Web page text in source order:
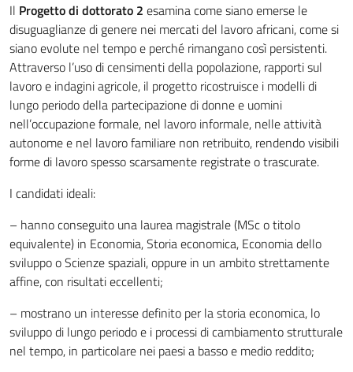
Il Progetto di dottorato 2 esamina come siano emerse le
disuguaglianze di genere nei mercati del lavoro africani, come si
siano evolute nel tempo e perché rimangano così persistenti.
Attraverso l’uso di censimenti della popolazione, rapporti sul
lavoro e indagini agricole, il progetto ricostruisce i modelli di
lungo periodo della partecipazione di donne e uomini
nell’occupazione formale, nel lavoro informale, nelle attività
autonome e nel lavoro familiare non retribuito, rendendo visibili
forme di lavoro spesso scarsamente registrate o trascurate.
I candidati ideali:
– hanno conseguito una laurea magistrale (MSc o titolo
equivalente) in Economia, Storia economica, Economia dello
sviluppo o Scienze spaziali, oppure in un ambito strettamente
affine, con risultati eccellenti;
– mostrano un interesse definito per la storia economica, lo
sviluppo di lungo periodo e i processi di cambiamento strutturale
nel tempo, in particolare nei paesi a basso e medio reddito;